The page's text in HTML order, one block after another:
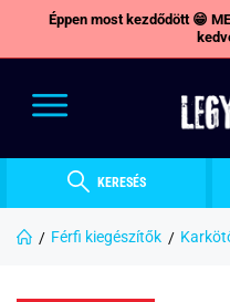
Éppen most kezdődött 😁
KERESÉS
Férfi kiegészítők